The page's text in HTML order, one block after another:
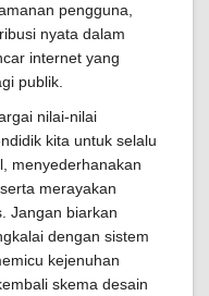
pengguna,
nyata dalam
internet yang
publik.
nilai-nilai
kita untuk selalu
menyederhanakan
merayakan
Jangan biarkan
dengan sistem
kejenuhan
skema desain